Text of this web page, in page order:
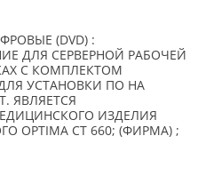
(DVD) :
ДЛЯ СЕРВЕРНОЙ РАБОЧЕЙ
С КОМПЛЕКТОМ
УСТАНОВКИ ПО НА
ЯВЛЯЕТСЯ
ИЗДЕЛИЯ
CT 660; (ФИРМА) ;